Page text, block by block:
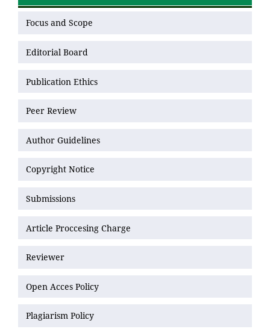
Focus and Scope
Editorial Board
Publication Ethics
Peer Review
Author Guidelines
Copyright Notice
Submissions
Article Proccesing Charge
Reviewer
Open Acces Policy
Plagiarism Policy